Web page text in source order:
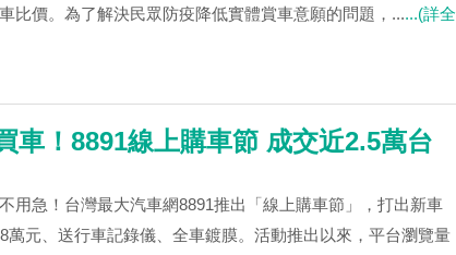
比價。為了解決民眾防疫降低實體賞車意願的問題，......(詳全
車！8891線上購車節 成交近2.5萬台
用急！台灣最大汽車網8891推出「線上購車節」，打出新車
萬元、送行車記錄儀、全車鍍膜。活動推出以來，平台瀏覽量